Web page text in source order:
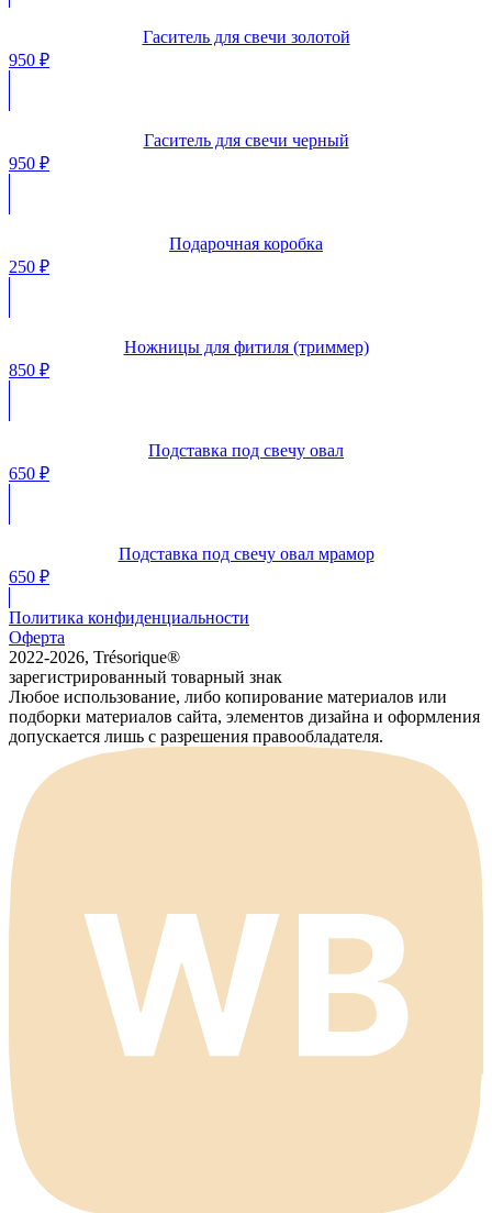
Гаситель для свечи золотой
950 ₽
Гаситель для свечи черный
950 ₽
Подарочная коробка
250 ₽
Ножницы для фитиля (триммер)
850 ₽
Подставка под свечу овал
650 ₽
Подставка под свечу овал мрамор
650 ₽
Политика конфиденциальности
Оферта
2022-2026, Trésorique®
зарегистрированный товарный знак
Любое использование, либо копирование материалов или
подборки материалов сайта, элементов дизайна и оформления
допускается лишь с разрешения правообладателя.